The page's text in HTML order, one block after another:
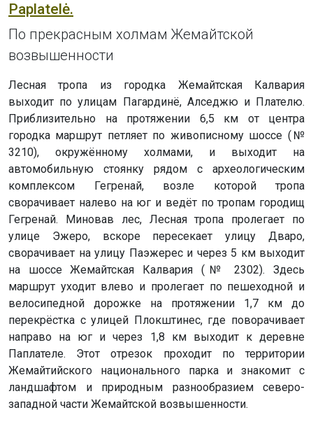
Paplatelė.
По прекрасным холмам Жемайтской
возвышенности
Лесная тропа из городка Жемайтская Калвария
выходит по улицам Пагардинё, Алседжю и Плателю.
Приблизительно на протяжении 6,5 км от центра
городка маршрут петляет по живописному шоссе (№
3210), окружённому холмами, и выходит на
автомобильную стоянку рядом с археологическим
комплексом Гегренай, возле которой тропа
сворачивает налево на юг и ведёт по тропам городищ
Гегренай. Миновав лес, Лесная тропа пролегает по
улице Эжеро, вскоре пересекает улицу Дваро,
сворачивает на улицу Паэжерес и через 5 км выходит
на шоссе Жемайтская Калвария (№ 2302). Здесь
маршрут уходит влево и пролегает по пешеходной и
велосипедной дорожке на протяжении 1,7 км до
перекрёстка с улицей Плокштинес, где поворачивает
направо на юг и через 1,8 км выходит к деревне
Паплателе. Этот отрезок проходит по территории
Жемайтийского национального парка и знакомит с
ландшафтом и природным разнообразием северо-
западной части Жемайтской возвышенности.